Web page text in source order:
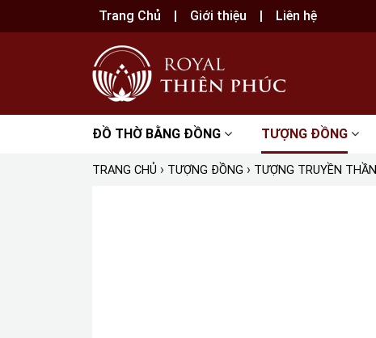
Trang Chủ Giới thiệu Liên hệ
ĐỒ THỜ BẰNG ĐỒNG TƯỢNG ĐỒNG
TRANG CHỦ › TƯỢNG ĐỒNG › TƯỢNG TRUYỀN THẦN